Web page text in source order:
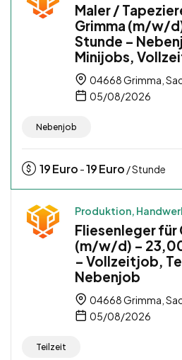
Maler /
Grimma (m/w/
Stunde –
Minijobs,
04668 Grimma,
05/08/2026
Nebenjob
19Euro -19Euro / Stunde
Produktion,
Fliesenleger für
(m/w/d) –
– Vollzeitjob,
Nebenjob
04668 Grimma,
05/08/2026
Teilzeit